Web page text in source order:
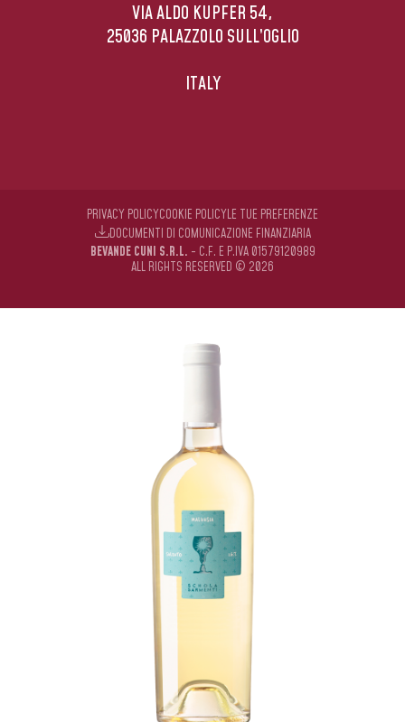
VIA ALDO KUPFER 54,
25036 PALAZZOLO SULL’OGLIO
ITALY
BEVANDE CUNI S.R.L. - C.F. E P.IVA 01579120989
ALL RIGHTS RESERVED © 2026
PRIVACY POLICYCOOKIE POLICYLE TUE PREFERENZE
DOCUMENTI DI COMUNICAZIONE FINANZIARIA